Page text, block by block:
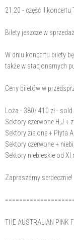
21.20 - część II
Bilety jeszcze w
W dniu koncertu bilety
także w stacjonarnych
Ceny biletów w
Loża - 380/ 410 zł -
Sektory czerwone H,J +
Sektory zielone + Płyta
Sektory czerwone +
Sektory niebieskie od XI
Zapraszamy serdecznie!
THE AUSTRALIAN PINK